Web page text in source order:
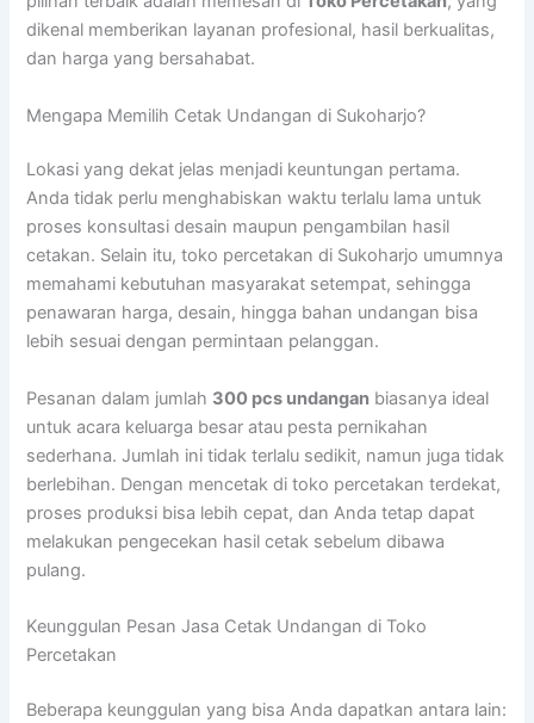
dikenal memberikan layanan profesional, hasil berkualitas,
dan harga yang bersahabat.
Mengapa Memilih Cetak Undangan di Sukoharjo?
Lokasi yang dekat jelas menjadi keuntungan pertama.
Anda tidak perlu menghabiskan waktu terlalu lama untuk
proses konsultasi desain maupun pengambilan hasil
cetakan. Selain itu, toko percetakan di Sukoharjo umumnya
memahami kebutuhan masyarakat setempat, sehingga
penawaran harga, desain, hingga bahan undangan bisa
lebih sesuai dengan permintaan pelanggan.
Pesanan dalam jumlah 300 pcs undangan biasanya ideal
untuk acara keluarga besar atau pesta pernikahan
sederhana. Jumlah ini tidak terlalu sedikit, namun juga tidak
berlebihan. Dengan mencetak di toko percetakan terdekat,
proses produksi bisa lebih cepat, dan Anda tetap dapat
melakukan pengecekan hasil cetak sebelum dibawa
pulang.
Keunggulan Pesan Jasa Cetak Undangan di Toko
Percetakan
Beberapa keunggulan yang bisa Anda dapatkan antara lain: